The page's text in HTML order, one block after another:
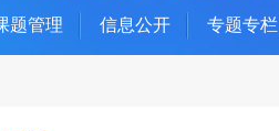
题管理 信息公开 专题专栏